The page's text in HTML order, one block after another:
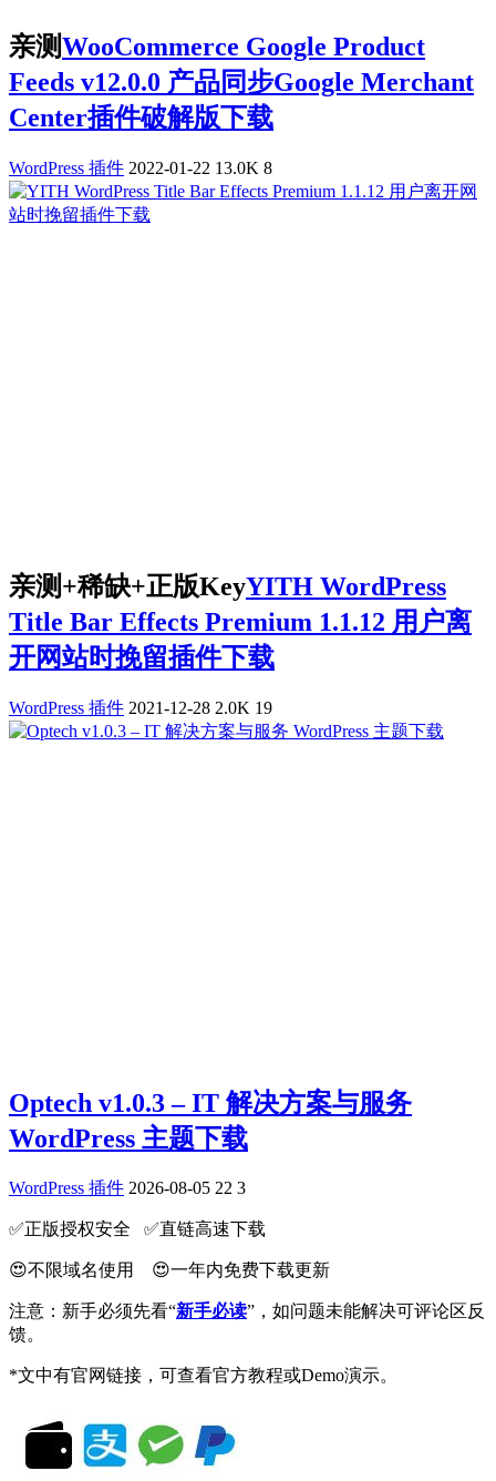
亲测WooCommerce Google Product
Feeds v12.0.0 产品同步Google Merchant
Center插件破解版下载
WordPress 插件 2022-01-22 13.0K 8
亲测+稀缺+正版KeyYITH WordPress
Title Bar Effects Premium 1.1.12 用户离
开网站时挽留插件下载
WordPress 插件 2021-12-28 2.0K 19
Optech v1.0.3 – IT 解决方案与服务
WordPress 主题下载
WordPress 插件 2026-08-05 22 3
✅️正版授权安全 ✅️直链高速下载
😍不限域名使用 😍一年内免费下载更新
注意：新手必须先看“新手必读”，如问题未能解决可评论区反
馈。
*文中有官网链接，可查看官方教程或Demo演示。